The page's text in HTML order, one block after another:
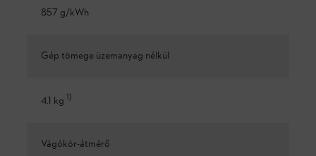
857 g/kWh
Gép tömege üzemanyag nélkül
4.1 kg 1)
Vágókör-átmérő